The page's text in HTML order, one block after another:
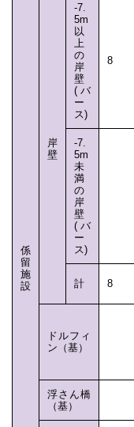
係
留
施
設
岸
壁
-7.
5m
以
上
の
岸
壁
(バ
ー
ス)
8
-7.
5m
未
満
の
岸
壁
(バ
ー
ス)
計 8
ドルフィ
ン（基）
浮さん橋
（基）